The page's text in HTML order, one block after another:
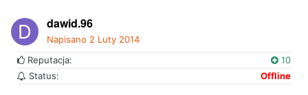
dawid.96
Napisano 2 Luty 2014
Reputacja:
10
Status:
Offline